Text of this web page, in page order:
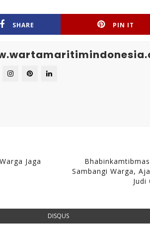
SHARE PIN IT
Jaga
Sambangi Warga,
DISQUS